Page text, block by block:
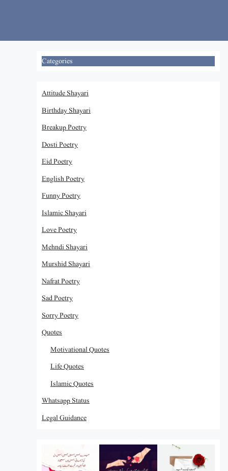
Categories
Attitude Shayari
Birthday Shayari
Breakup Poetry
Dosti Poetry
Eid Poetry
English Poetry
Funny Poetry
Islamic Shayari
Love Poetry
Mehndi Shayari
Murshid Shayari
Nafrat Poetry
Sad Poetry
Sorry Poetry
Quotes
Motivational Quotes
Life Quotes
Islamic Quotes
Whatsapp Status
Legal Guidance